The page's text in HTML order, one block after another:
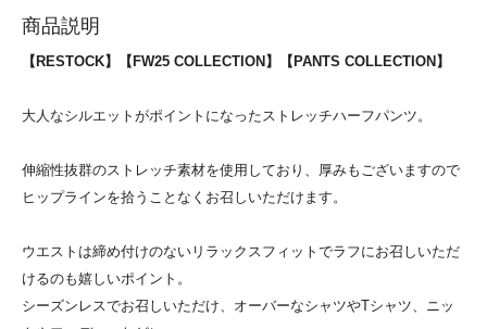
商品説明
【RESTOCK】【FW25 COLLECTION】【PANTS COLLECTION】
大人なシルエットがポイントになったストレッチハーフパンツ。
伸縮性抜群のストレッチ素材を使用しており、厚みもございますので
ヒップラインを拾うことなくお召しいただけます。
ウエストは締め付けのないリラックスフィットでラフにお召しいただ
けるのも嬉しいポイント。
シーズンレスでお召しいただけ、オーバーなシャツやTシャツ、ニッ